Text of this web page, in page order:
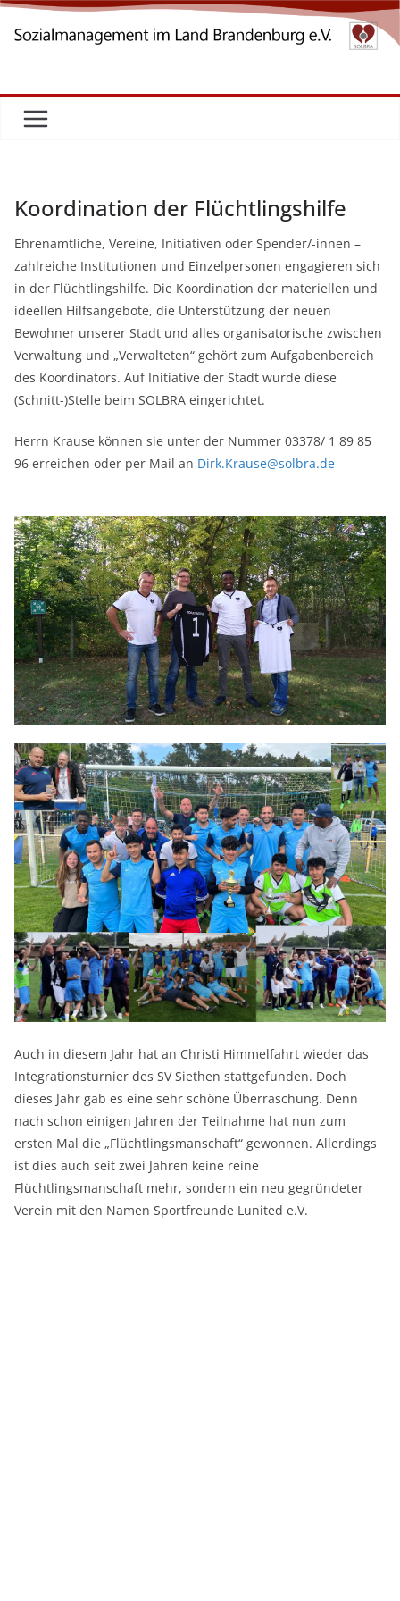
Zum
Inhalt
Koordination der Flüchtlingshilfe
Ehrenamtliche, Vereine, Initiativen oder Spender/-innen –
zahlreiche Institutionen und Einzelpersonen engagieren sich
in der Flüchtlingshilfe. Die Koordination der materiellen und
ideellen Hilfsangebote, die Unterstützung der neuen
Bewohner unserer Stadt und alles organisatorische zwischen
Verwaltung und „Verwalteten“ gehört zum Aufgabenbereich
des Koordinators. Auf Initiative der Stadt wurde diese
(Schnitt-)Stelle beim SOLBRA eingerichtet.
Herrn Krause können sie unter der Nummer 03378/ 1 89 85
96 erreichen oder per Mail an Dirk.Krause@solbra.de
Auch in diesem Jahr hat an Christi Himmelfahrt wieder das
Integrationsturnier des SV Siethen stattgefunden. Doch
dieses Jahr gab es eine sehr schöne Überraschung. Denn
nach schon einigen Jahren der Teilnahme hat nun zum
ersten Mal die „Flüchtlingsmanschaft“ gewonnen. Allerdings
ist dies auch seit zwei Jahren keine reine
Flüchtlingsmanschaft mehr, sondern ein neu gegründeter
Verein mit den Namen Sportfreunde Lunited e.V.